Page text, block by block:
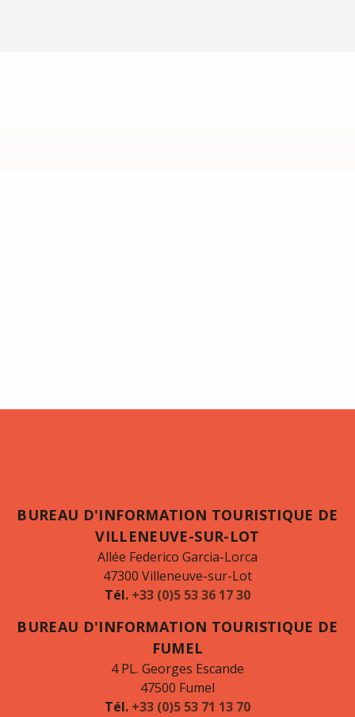
BUREAU D'INFORMATION TOURISTIQUE DE
VILLENEUVE-SUR-LOT
Allée Federico Garcia-Lorca
47300 Villeneuve-sur-Lot
Tél. +33 (0)5 53 36 17 30
BUREAU D'INFORMATION TOURISTIQUE DE
FUMEL
4 PL. Georges Escande
47500 Fumel
Tél. +33 (0)5 53 71 13 70